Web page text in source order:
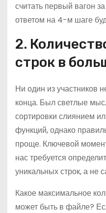
считать первый вагон
ответом на 4-м шаге
2.
строк в
Ни один из участников
конца. Был светлые
сортировки слиянием
функций, однако
проще. Ключевой
нас требуется
уникальных строк, а не
Какое максимальное
может быть в файле?